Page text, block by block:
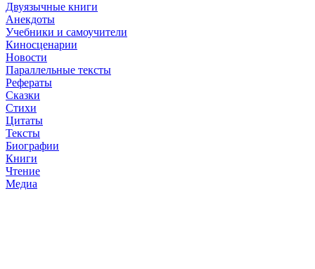
Двуязычные книги
Анекдоты
Учебники и самоучители
Киносценарии
Новости
Параллельные тексты
Рефераты
Сказки
Стихи
Цитаты
Тексты
Биографии
Книги
Чтение
Медиа